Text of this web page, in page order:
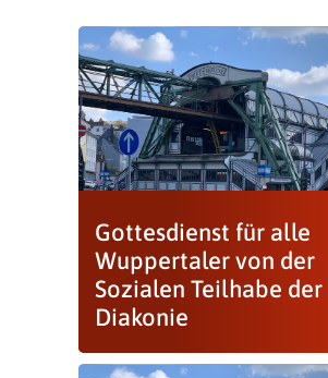
Gottesdienst für alle
Wuppertaler von der
Sozialen Teilhabe der
Diakonie